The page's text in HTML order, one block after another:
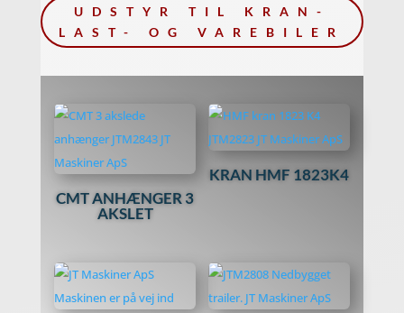
UDSTYR TIL KRAN-
LAST- OG VAREBILER
CMT ANHÆNGER 3
AKSLET
KRAN HMF 1823K4